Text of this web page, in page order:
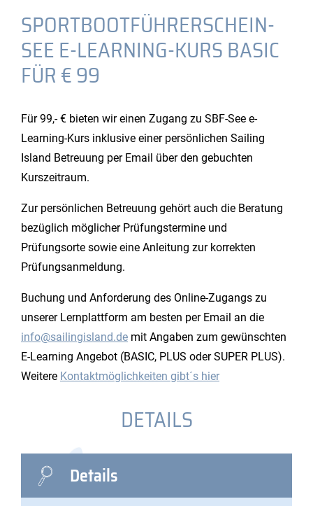
SPORTBOOTFÜHRERSCHEIN-
SEE E-LEARNING-KURS BASIC
FÜR € 99
Für 99,- € bieten wir einen Zugang zu SBF-See e-
Learning-Kurs inklusive einer persönlichen Sailing
Island Betreuung per Email über den gebuchten
Kurszeitraum.
Zur persönlichen Betreuung gehört auch die Beratung
bezüglich möglicher Prüfungstermine und
Prüfungsorte sowie eine Anleitung zur korrekten
Prüfungsanmeldung.
Buchung und Anforderung des Online-Zugangs zu
unserer Lernplattform am besten per Email an die
info@sailingisland.de mit Angaben zum gewünschten
E-Learning Angebot (BASIC, PLUS oder SUPER PLUS).
Weitere Kontaktmöglichkeiten gibt´s hier
DETAILS
Details